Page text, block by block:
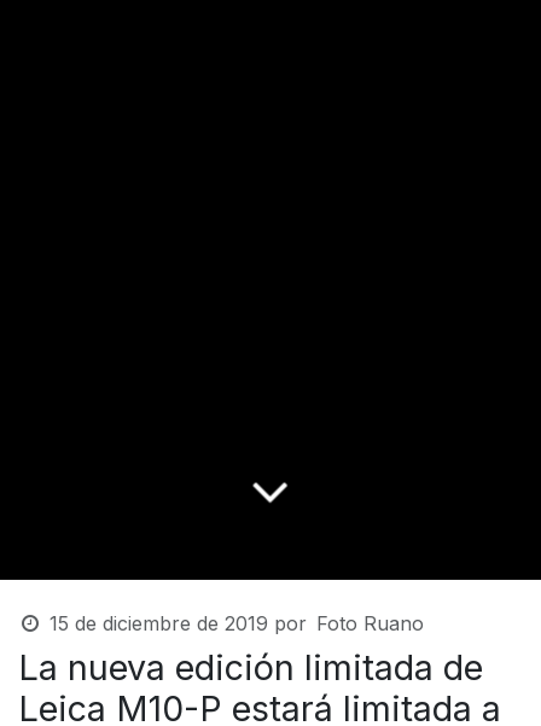
15 de diciembre de 2019 por Foto Ruano
La nueva edición limitada de
Leica M10-P estará limitada a